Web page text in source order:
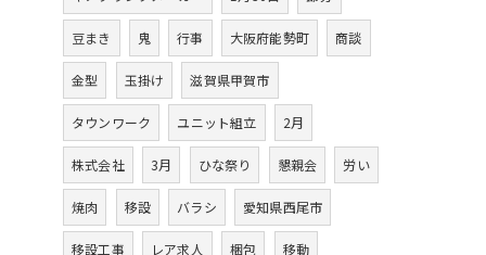
豆まき 鬼 行事 大阪府能勢町 商談
金型 玉掛け 滋賀県甲賀市
タウンワーク ユニット組立 2月
株式会社 3月 ひな祭り 懇親会 労い
焼肉 移設 バラシ 愛知県西尾市
移設工事 レア求人 梱包 移動